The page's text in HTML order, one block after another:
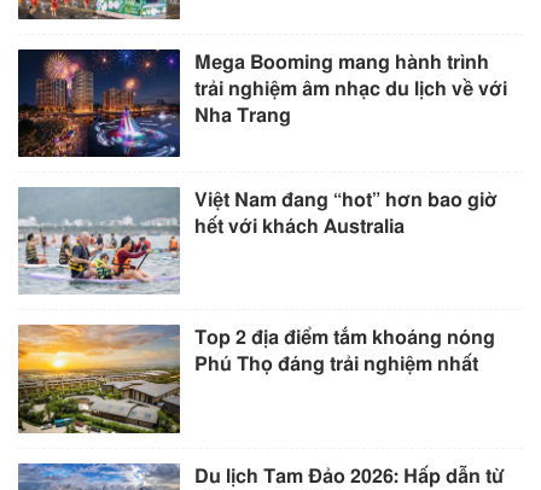
Mega Booming mang hành trình
trải nghiệm âm nhạc du lịch về với
Nha Trang
Việt Nam đang “hot” hơn bao giờ
hết với khách Australia
Top 2 địa điểm tắm khoáng nóng
Phú Thọ đáng trải nghiệm nhất
Du lịch Tam Đảo 2026: Hấp dẫn từ